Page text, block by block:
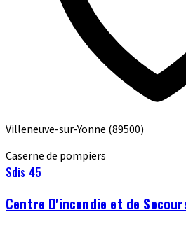
Villeneuve-sur-Yonne (89500)
Caserne de pompiers
Sdis 45
Centre D'incendie et de